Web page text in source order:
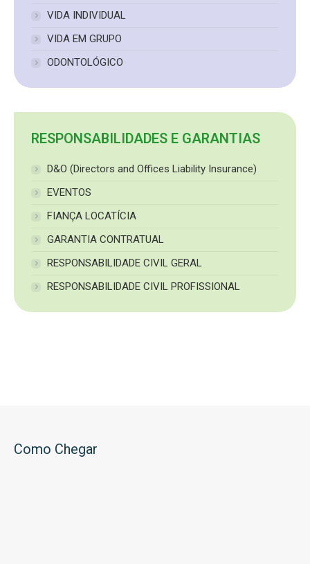
VIDA INDIVIDUAL
VIDA EM GRUPO
ODONTOLÓGICO
RESPONSABILIDADES E GARANTIAS
D&O (Directors and Offices Liability Insurance)
EVENTOS
FIANÇA LOCATÍCIA
GARANTIA CONTRATUAL
RESPONSABILIDADE CIVIL GERAL
RESPONSABILIDADE CIVIL PROFISSIONAL
Como Chegar